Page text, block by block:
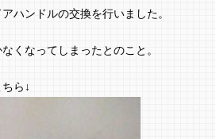
ハンドルの交換を行いました。
くなってしまったとのこと。
ら↓